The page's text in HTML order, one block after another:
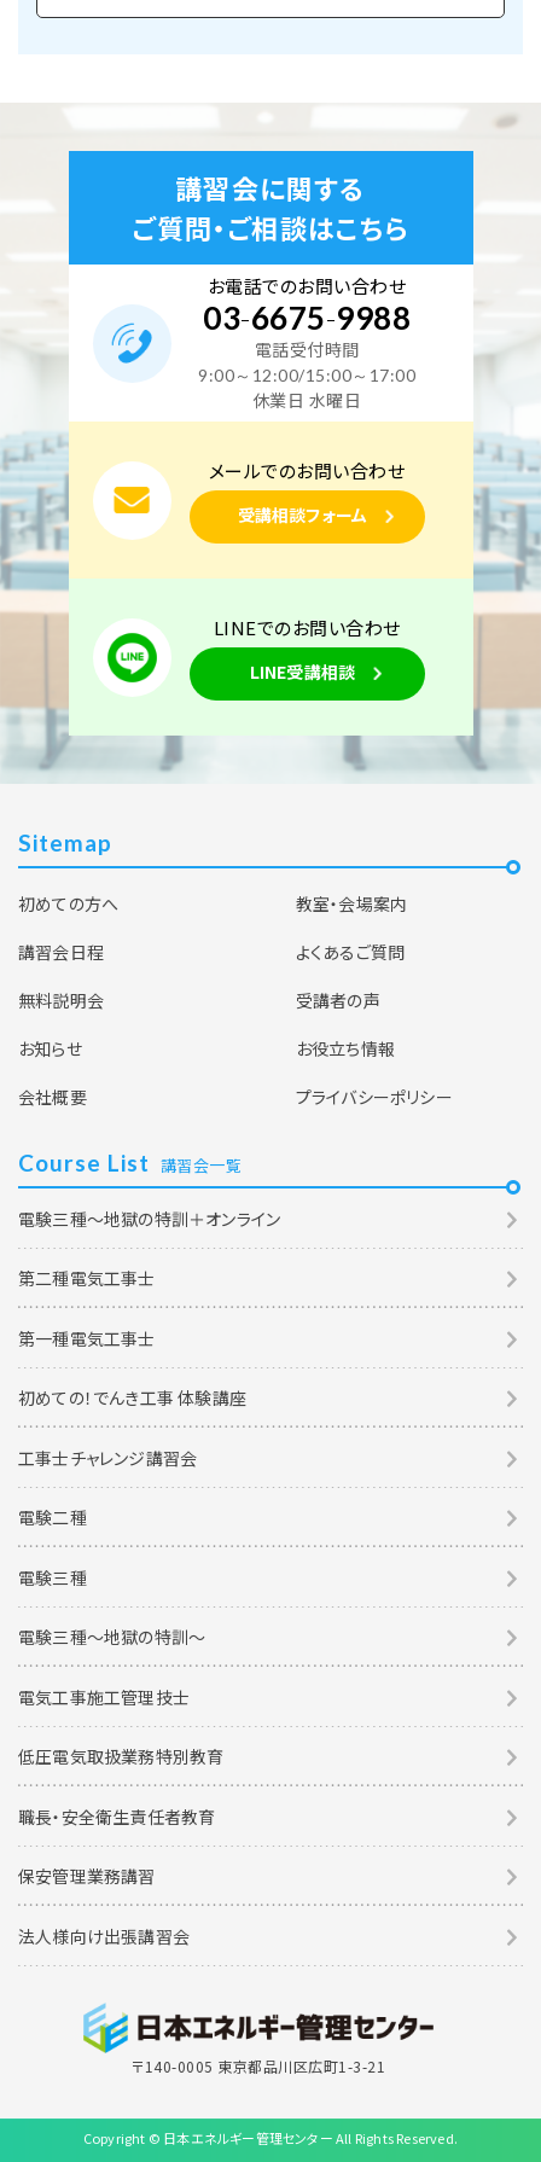
講習会に関する
ご質問・ご相談はこちら
お電話でのお問い合わせ
03-6675-9988
電話受付時間
9:00～12:00/15:00～17:00
休業日 水曜日
メールでのお問い合わせ
受講相談フォーム
LINEでのお問い合わせ
LINE受講相談
Sitemap
初めての方へ
教室・会場案内
講習会日程
よくあるご質問
無料説明会
受講者の声
お知らせ
お役立ち情報
会社概要
プライバシーポリシー
Course List 講習会一覧
電験三種～地獄の特訓＋オンライン
第二種電気工事士
第一種電気工事士
初めての！でんき工事 体験講座
工事士チャレンジ講習会
電験二種
電験三種
電験三種〜地獄の特訓〜
電気工事施工管理技士
低圧電気取扱業務特別教育
職長・安全衛生責任者教育
保安管理業務講習
法人様向け出張講習会
〒140-0005 東京都品川区広町1-3-21
Copyright © 日本エネルギー管理センター All Rights Reserved.